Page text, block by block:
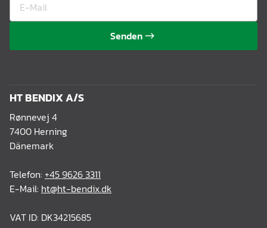
Senden
HT BENDIX A/S
Rønnevej 4
7400 Herning
Dänemark
Telefon: +45 9626 3311
E-Mail: ht@ht-bendix.dk
VAT ID: DK34215685